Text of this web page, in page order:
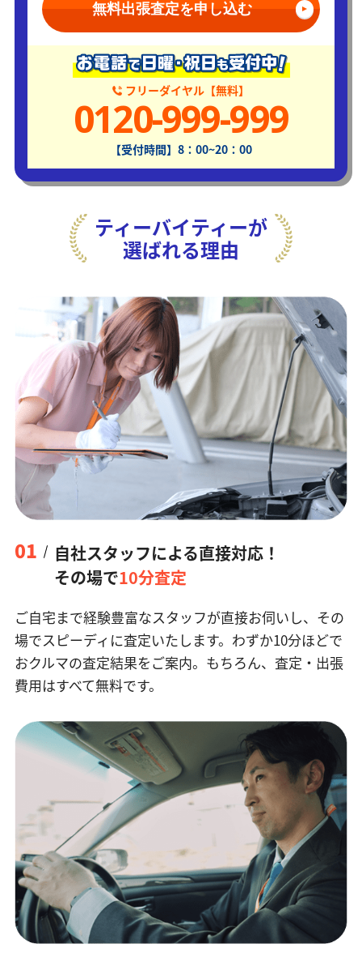
無料出張査定を申し込む
フリーダイヤル【無料】
0120-999-999
【受付時間】8：00~20：00
ティーバイティーが
選ばれる理由
01
自社スタッフによる直接対応！
その場で10分査定
ご自宅まで経験豊富なスタッフが直接お伺いし、その
場でスピーディに査定いたします。 わずか10分ほどで
おクルマの査定結果をご案内。もちろん、査定・出張
費用はすべて無料です。